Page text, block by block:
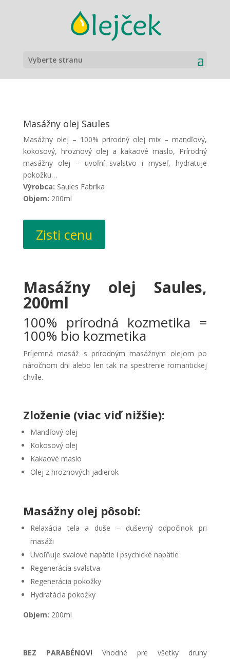
Vyberte stranu
Masážny olej Saules
Masážny olej – 100% prírodný olej mix – mandľový,
kokosový, hroznový olej a kakaové maslo, Prírodný
masážny olej – uvoľní svalstvo i myseľ, hydratuje
pokožku…
Výrobca: Saules Fabrika
Objem: 200ml
Zisti cenu
Masážny olej Saules,
200ml
100% prírodná kozmetika =
100% bio kozmetika
Príjemná masáž s prírodným masážnym olejom po
náročnom dni alebo len tak na spestrenie romantickej
chvíle.
Zloženie (viac viď nižšie):
Mandľový olej
Kokosový olej
Kakaové maslo
Olej z hroznových jadierok
Masážny olej pôsobí:
Relaxácia tela a duše – duševný odpočinok pri
masáži
Uvoľňuje svalové napätie i psychické napätie
Regenerácia svalstva
Regenerácia pokožky
Hydratácia pokožky
Objem: 200ml
BEZ PARABÉNOV!
Vhodné pre všetky druhy